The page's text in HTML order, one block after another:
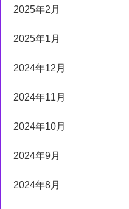
2025年2月
2025年1月
2024年12月
2024年11月
2024年10月
2024年9月
2024年8月